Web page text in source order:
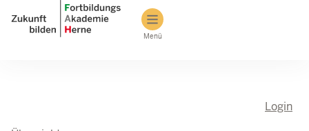
Main navigation
Menü
Login